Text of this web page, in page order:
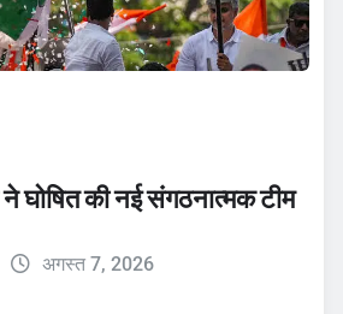
घोषित की नई संगठनात्मक टीम
अगस्त 7, 2026